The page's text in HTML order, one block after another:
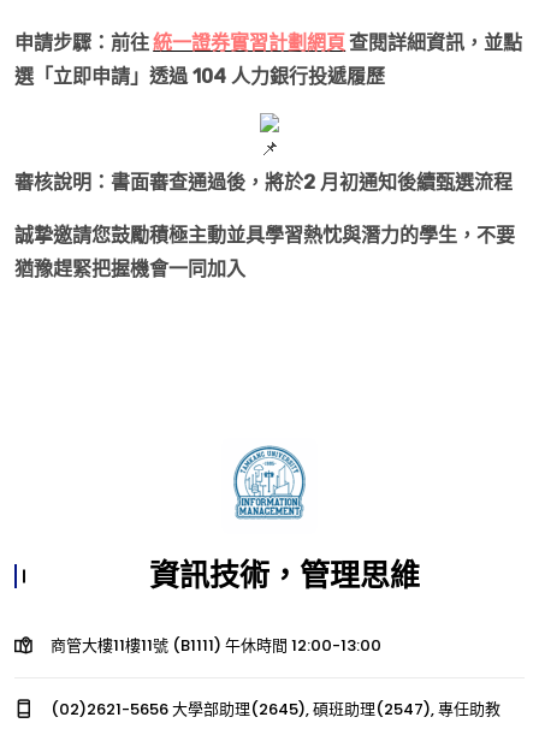
申請步驟：前往統一證券實習計劃網頁查閱詳細資訊，並點
選「立即申請」透過 104 人力銀行投遞履歷
審核說明：書面審查通過後，將於2 月初通知後續甄選流程
誠摯邀請您鼓勵積極主動並具學習熱忱與潛力的學生，不要
猶豫趕緊把握機會一同加入
資訊技術，管理思維
商管大樓11樓11號 (B1111) 午休時間 12:00-13:00
(02)2621-5656 大學部助理(2645), 碩班助理(2547), 專任助教